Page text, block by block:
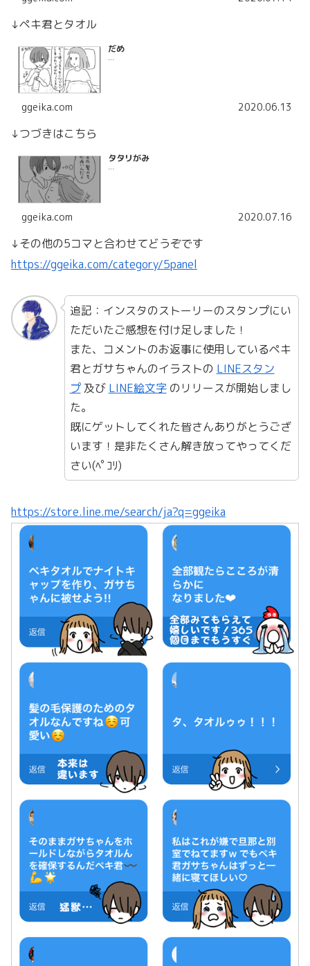
↓ペキ君とタオル
だめ
...
ggeika.com 2020.06.13
↓つづきはこちら
タタリがみ
...
ggeika.com 2020.07.16
↓その他の5コマと合わせてどうぞです
https://ggeika.com/category/5panel
追記：インスタのストーリーのスタンプにい
ただいたご感想を付け足しました！
また、コメントのお返事に使用しているペキ
君とガサちゃんのイラストの LINEスタン
プ及び LINE絵文字のリリースが開始しまし
た。
既にゲットしてくれた皆さんありがとうござ
います！是非たくさん解き放ってやってくだ
さい(ﾍﾟｺﾘ)
https://store.line.me/search/ja?q=ggeika